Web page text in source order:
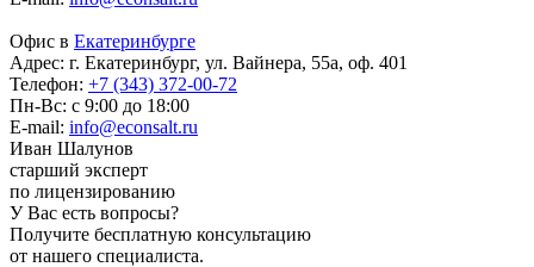
Офис в Екатеринбурге
Адрес: г. Екатеринбург, ул. Вайнера, 55а, оф. 401
Телефон: +7 (343) 372-00-72
Пн-Вс: с 9:00 до 18:00
E-mail: info@econsalt.ru
Иван Шалунов
старший эксперт
по лицензированию
У Вас есть вопросы?
Получите бесплатную консультацию
от нашего специалиста.